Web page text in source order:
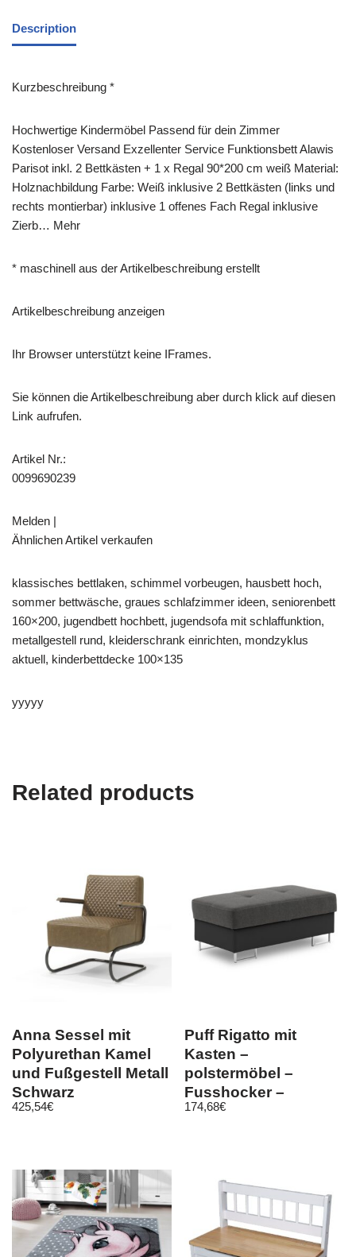
Description
Kurzbeschreibung *
Hochwertige Kindermöbel Passend für dein Zimmer
Kostenloser Versand Exzellenter Service Funktionsbett Alawis
Parisot inkl. 2 Bettkästen + 1 x Regal 90*200 cm weiß Material:
Holznachbildung Farbe: Weiß inklusive 2 Bettkästen (links und
rechts montierbar) inklusive 1 offenes Fach Regal inklusive
Zierb… Mehr
* maschinell aus der Artikelbeschreibung erstellt
Artikelbeschreibung anzeigen
Ihr Browser unterstützt keine IFrames.
Sie können die Artikelbeschreibung aber durch klick auf diesen
Link aufrufen.
Artikel Nr.:
0099690239
Melden |
Ähnlichen Artikel verkaufen
klassisches bettlaken, schimmel vorbeugen, hausbett hoch,
sommer bettwäsche, graues schlafzimmer ideen, seniorenbett
160×200, jugendbett hochbett, jugendsofa mit schlaffunktion,
metallgestell rund, kleiderschrank einrichten, mondzyklus
aktuell, kinderbettdecke 100×135
yyyyy
Related products
Anna Sessel mit
Polyurethan Kamel
und Fußgestell Metall
Schwarz
425,54€
Puff Rigatto mit
Kasten –
polstermöbel –
Fusshocker –
Wohnzimmer Soft
174,68€